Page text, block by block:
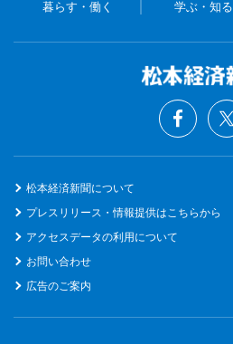
暮らす・働く 学ぶ・知る
松本経済新聞について
プレスリリース・情報提供はこちらから
アクセスデータの利用について
お問い合わせ
広告のご案内